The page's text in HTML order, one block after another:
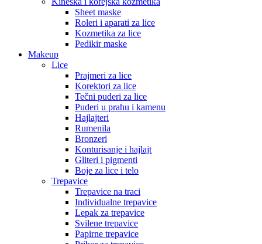
Sheet maske
Roleri i aparati za lice
Kozmetika za lice
Pedikir maske
Makeup
Lice
Prajmeri za lice
Korektori za lice
Tečni puderi za lice
Puderi u prahu i kamenu
Hajlajteri
Rumenila
Bronzeri
Konturisanje i hajlajt
Gliteri i pigmenti
Boje za lice i telo
Trepavice
Trepavice na traci
Individualne trepavice
Lepak za trepavice
Svilene trepavice
Papirne trepavice